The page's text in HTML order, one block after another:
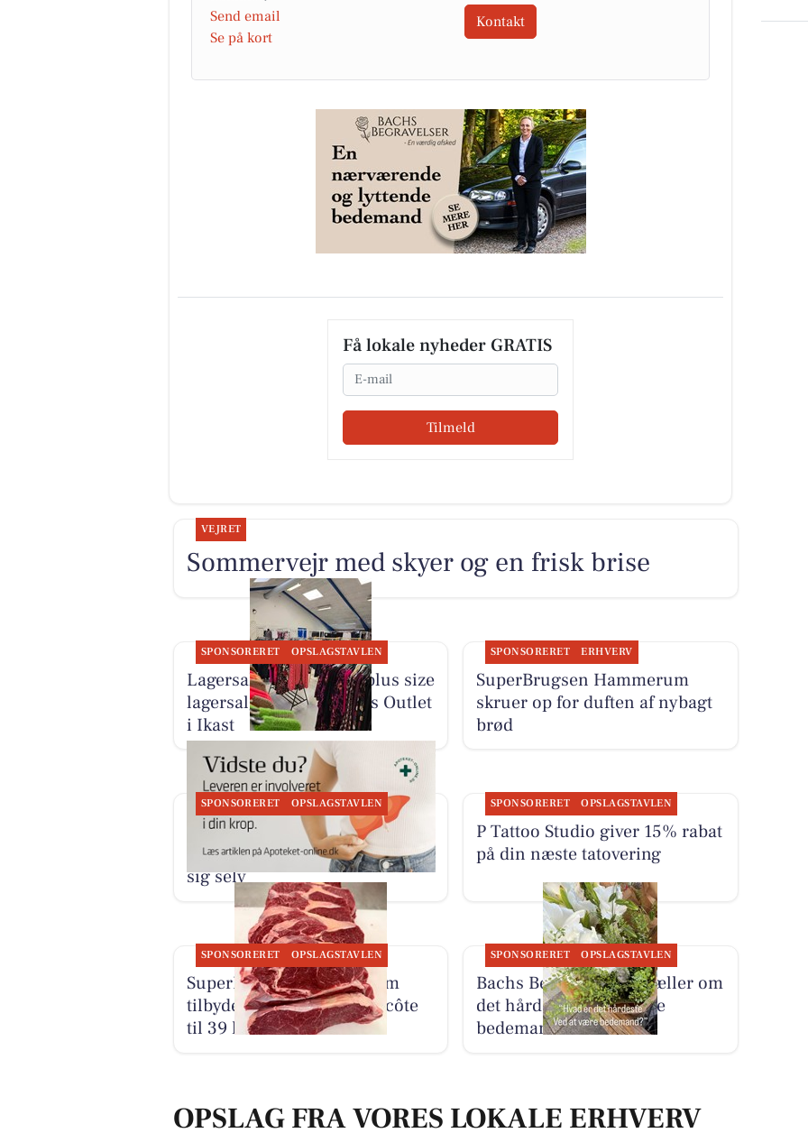
Send email
Se på kort
Kontakt
Få lokale nyheder GRATIS
Email
Tilmeld
VEJRET
Sommervejr med skyer og en frisk brise
SPONSORERET OPSLAGSTAVLEN
Lagersalg.com holder plus size
lagersalg hos Damernes Outlet
i Ikast
SPONSORERET ERHVERV
SuperBrugsen Hammerum
skruer op for duften af nybagt
brød
SPONSORERET OPSLAGSTAVLEN
Ikast Apotek deler interview om
leverens evne til at genopbygge
sig selv
SPONSORERET OPSLAGSTAVLEN
P Tattoo Studio giver 15% rabat
på din næste tatovering
SPONSORERET OPSLAGSTAVLEN
SuperBrugsen Hammerum
tilbyder brasiliansk entrecôte
til 39 kr.
SPONSORERET OPSLAGSTAVLEN
Bachs Begravelser fortæller om
det hårdeste ved at være
bedemand
OPSLAG FRA VORES LOKALE ERHVERV